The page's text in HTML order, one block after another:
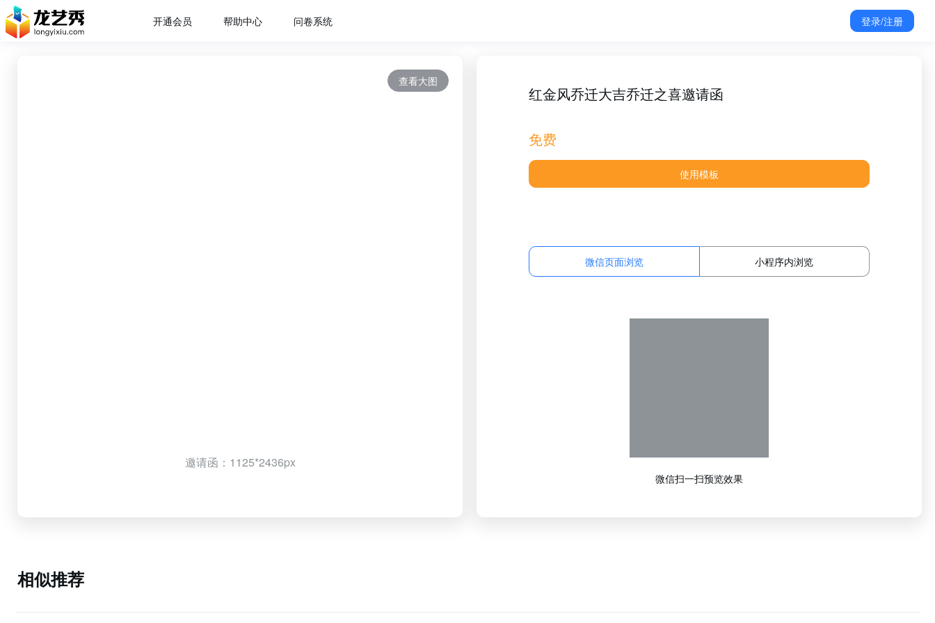
开通会员 帮助中心 问卷系统 登录/注册
邀请函：1125*2436px
查看大图
红金风乔迁大吉乔迁之喜邀请函
免费
使用模板
微信页面浏览 小程序内浏览
微信扫一扫预览效果
相似推荐